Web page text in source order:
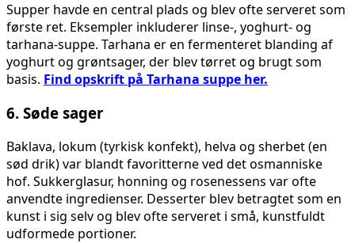
Supper havde en central plads og blev ofte serveret som
første ret. Eksempler inkluderer linse-, yoghurt- og
tarhana-suppe. Tarhana er en fermenteret blanding af
yoghurt og grøntsager, der blev tørret og brugt som
basis. Find opskrift på Tarhana suppe her.
6. Søde sager
Baklava, lokum (tyrkisk konfekt), helva og sherbet (en
sød drik) var blandt favoritterne ved det osmanniske
hof. Sukkerglasur, honning og rosenessens var ofte
anvendte ingredienser. Desserter blev betragtet som en
kunst i sig selv og blev ofte serveret i små, kunstfuldt
udformede portioner.